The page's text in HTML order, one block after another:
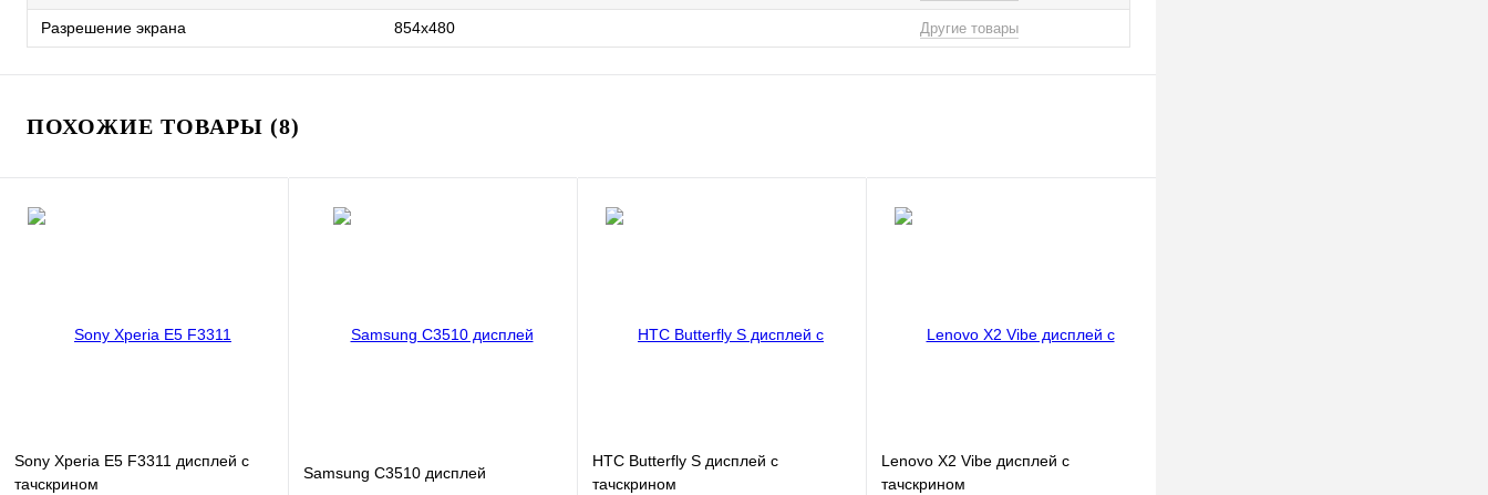
Разрешение экрана 854x480 Другие товары
ПОХОЖИЕ ТОВАРЫ (8)
Sony Xperia E5 F3311 дисплей с
тачскрином
Samsung C3510 дисплей
HTC Butterfly S дисплей с
тачскрином
Lenovo X2 Vibe дисплей с
тачскрином